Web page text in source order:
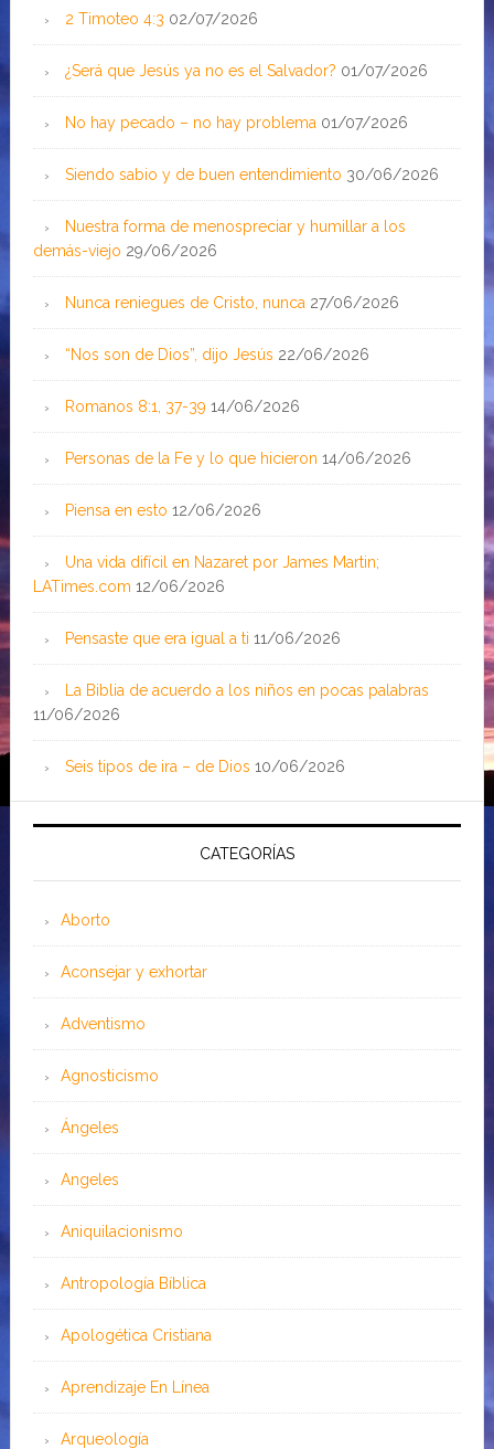
2 Timoteo 4:3 02/07/2026
¿Será que Jesús ya no es el Salvador? 01/07/2026
No hay pecado – no hay problema 01/07/2026
Siendo sabio y de buen entendimiento 30/06/2026
Nuestra forma de menospreciar y humillar a los
demás-viejo 29/06/2026
Nunca reniegues de Cristo, nunca 27/06/2026
“Nos son de Dios”, dijo Jesús 22/06/2026
Romanos 8:1, 37-39 14/06/2026
Personas de la Fe y lo que hicieron 14/06/2026
Piensa en esto 12/06/2026
Una vida difícil en Nazaret por James Martin;
LATimes.com 12/06/2026
Pensaste que era igual a ti 11/06/2026
La Biblia de acuerdo a los niños en pocas palabras
11/06/2026
Seis tipos de ira – de Dios 10/06/2026
CATEGORÍAS
Aborto
Aconsejar y exhortar
Adventismo
Agnosticismo
Ángeles
Angeles
Aniquilacionismo
Antropología Bíblica
Apologética Cristiana
Aprendizaje En Línea
Arqueología